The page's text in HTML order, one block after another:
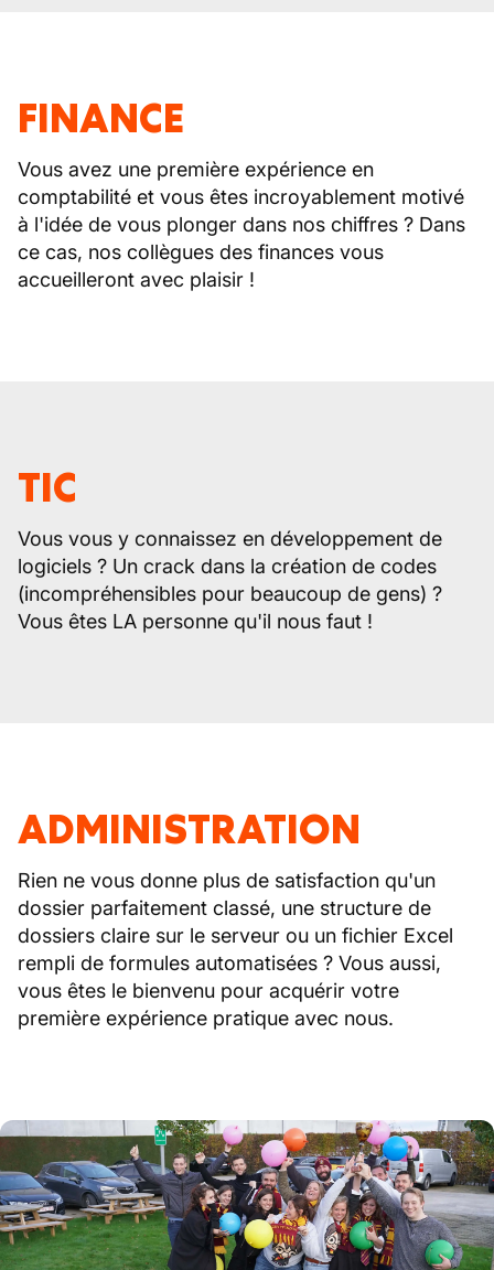
FINANCE
Vous avez une première expérience en
comptabilité et vous êtes incroyablement motivé
à l'idée de vous plonger dans nos chiffres ? Dans
ce cas, nos collègues des finances vous
accueilleront avec plaisir !
TIC
Vous vous y connaissez en développement de
logiciels ? Un crack dans la création de codes
(incompréhensibles pour beaucoup de gens) ?
Vous êtes LA personne qu'il nous faut !
ADMINISTRATION
Rien ne vous donne plus de satisfaction qu'un
dossier parfaitement classé, une structure de
dossiers claire sur le serveur ou un fichier Excel
rempli de formules automatisées ? Vous aussi,
vous êtes le bienvenu pour acquérir votre
première expérience pratique avec nous.